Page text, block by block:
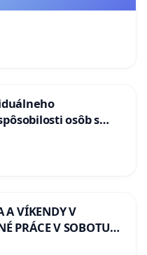
osôb s
do
A VÍKENDY V
PRÁCE V SOBOTU
CEZ PRACOVNÝ